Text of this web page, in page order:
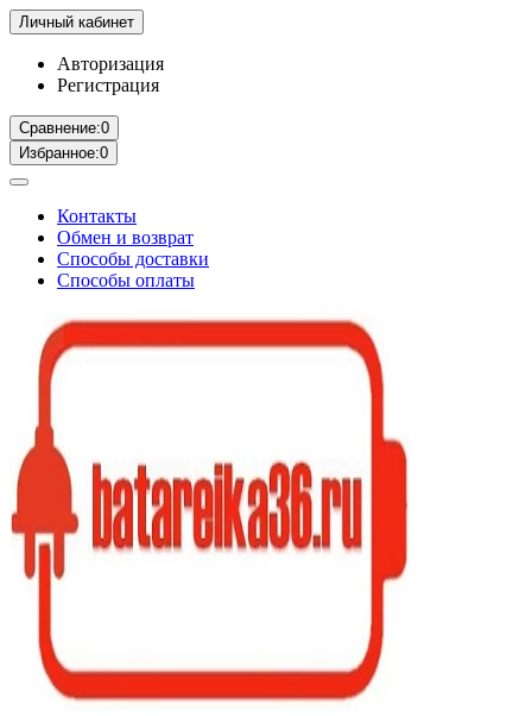
Личный кабинет
Авторизация
Регистрация
Сравнение:0
Избранное:0
Контакты
Обмен и возврат
Способы доставки
Способы оплаты